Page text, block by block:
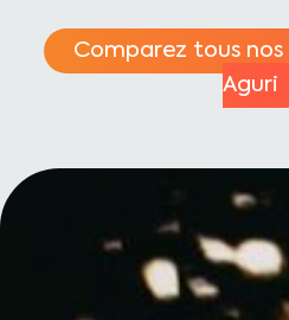
Comparez tous
Aguri